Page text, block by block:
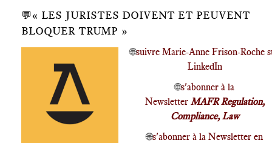
💬« LES JURISTES DOIVENT ET PEUVENT
BLOQUER TRUMP »
🌐suivre Marie-Anne Frison-Roche
LinkedIn
🌐s'abonner à la
Newsletter MAFR Regulation,
Compliance, Law
🌐s'abonner à la Newsletter en